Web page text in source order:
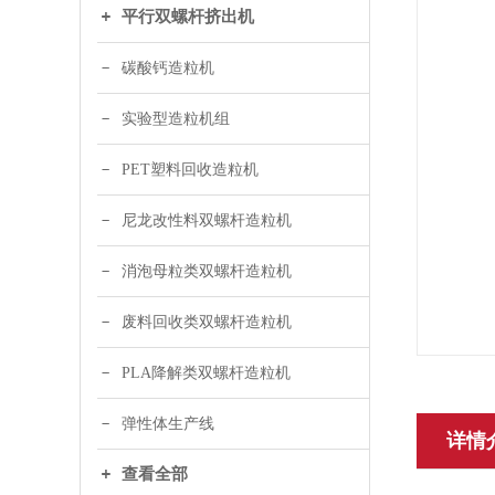
平行双螺杆挤出机
碳酸钙造粒机
实验型造粒机组
PET塑料回收造粒机
尼龙改性料双螺杆造粒机
消泡母粒类双螺杆造粒机
废料回收类双螺杆造粒机
PLA降解类双螺杆造粒机
弹性体生产线
查看全部
详情